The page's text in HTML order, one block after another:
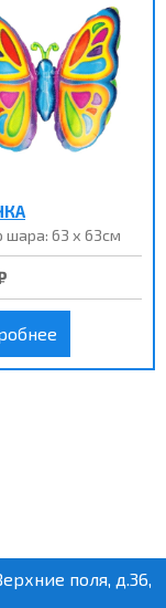
шара: 63 х 63см
поля, д.36,